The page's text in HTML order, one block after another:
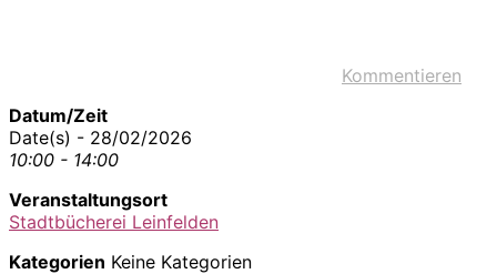
Kommentieren
Datum/Zeit
Date(s) - 28/02/2026
10:00 - 14:00
Veranstaltungsort
Stadtbücherei Leinfelden
Kategorien Keine Kategorien